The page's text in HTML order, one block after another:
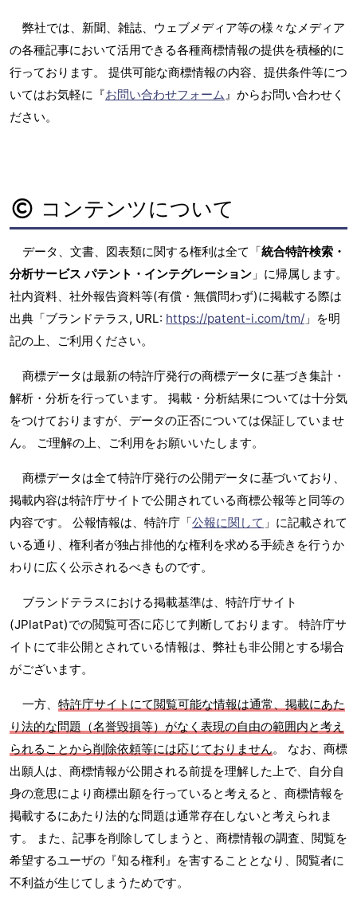
弊社では、新聞、雑誌、ウェブメディア等の様々なメディア
の各種記事において活用できる各種商標情報の提供を積極的に
行っております。 提供可能な商標情報の内容、提供条件等につ
いてはお気軽に『お問い合わせフォーム 』からお問い合わせく
ださい。
コンテンツについて
データ、文書、図表類に関する権利は全て「統合特許検索・
分析サービス パテント・インテグレーション 」に帰属します。
社内資料、社外報告資料等(有償・無償問わず)に掲載する際は
出典「ブランドテラス, URL: https://patent-i.com/tm/ 」を明
記の上、ご利用ください。
商標データは最新の特許庁発行の商標データに基づき集計・
解析・分析を行っています。 掲載・分析結果については十分気
をつけておりますが、データの正否については保証していませ
ん。 ご理解の上、ご利用をお願いいたします。
商標データは全て特許庁発行の公開データに基づいており、
掲載内容は特許庁サイトで公開されている商標公報等と同等の
内容です。 公報情報は、特許庁「公報に関して 」に記載されて
いる通り、権利者が独占排他的な権利を求める手続きを行うか
わりに広く公示されるべきものです。
ブランドテラスにおける掲載基準は、特許庁サイト
(JPlatPat)での閲覧可否に応じて判断しております。 特許庁サ
イトにて非公開とされている情報は、弊社も非公開とする場合
がございます。
一方、 特許庁サイトにて閲覧可能な情報は通常、掲載にあた
り法的な問題（名誉毀損等）がなく表現の自由の範囲内と考え
られることから削除依頼等には応じておりません。 なお、商標
出願人は、商標情報が公開される前提を理解した上で、自分自
身の意思により商標出願を行っていると考えると、商標情報を
掲載するにあたり法的な問題は通常存在しないと考えられま
す。 また、記事を削除してしまうと、商標情報の調査、閲覧を
希望するユーザの『知る権利』を害することとなり、閲覧者に
不利益が生じてしまうためです。